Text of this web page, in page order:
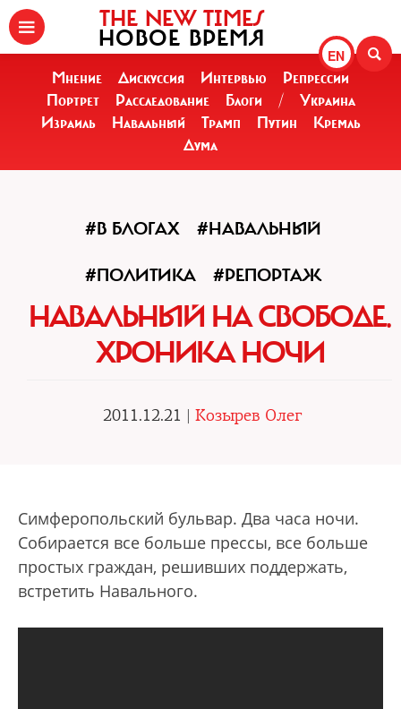
EN
THE NEW TIMES
НОВОЕ ВРЕМЯ
Мнение Дискуссия Интервью
Репрессии
Портрет
Расследование Блоги /
Украина
Израиль
Навальный Трамп Путин
Кремль
Дума
#В БЛОГАХ #НАВАЛЬНЫЙ
#ПОЛИТИКА #РЕПОРТАЖ
НАВАЛЬНЫЙ НА СВОБОДЕ.
ХРОНИКА НОЧИ
2011.12.21 | Козырев Олег
Симферопольский бульвар. Два часа ночи.
Собирается все больше прессы, все больше
простых граждан, решивших поддержать,
встретить Навального.